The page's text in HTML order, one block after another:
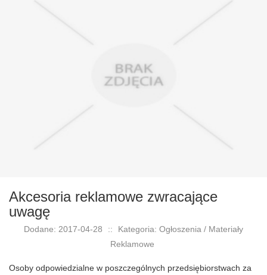
Akcesoria reklamowe zwracające
uwagę
Dodane: 2017-04-28 ::
Kategoria: Ogłoszenia / Materiały
Reklamowe
Osoby odpowiedzialne w poszczególnych przedsiębiorstwach za